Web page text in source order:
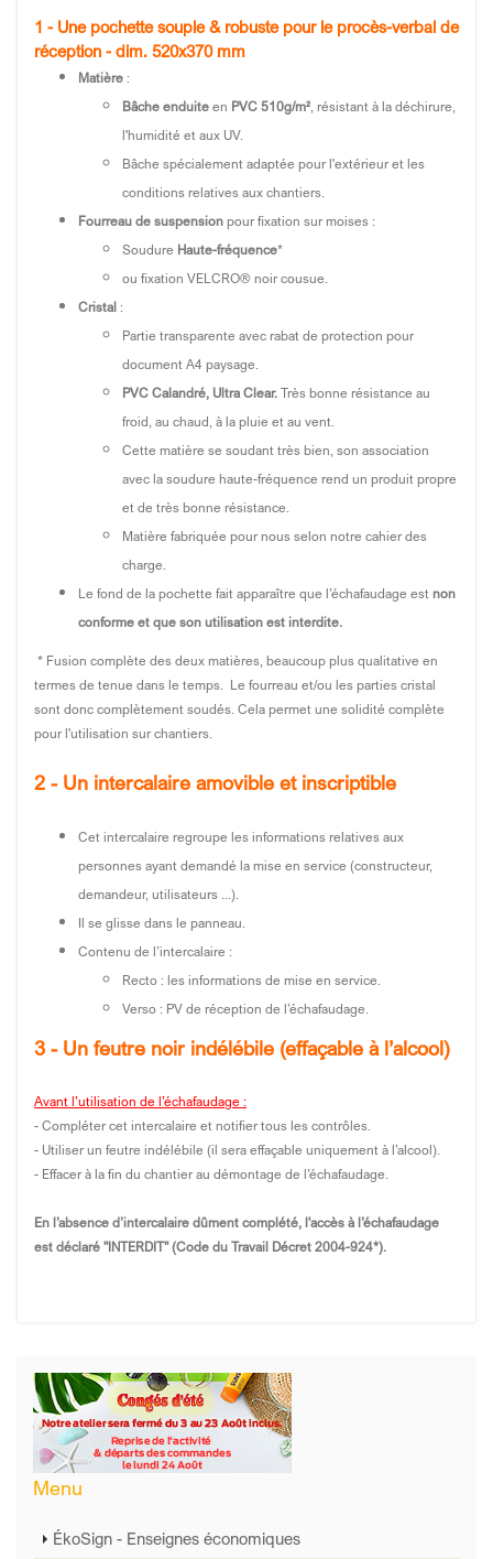
1 - Une pochette souple & robuste pour le procès-verbal de
réception - dim. 520x370 mm
Matière :
Bâche enduite en PVC 510g/m², résistant à la déchirure,
l'humidité et aux UV.
Bâche spécialement adaptée pour l'extérieur et les
conditions relatives aux chantiers.
Fourreau de suspension pour fixation sur moises :
Soudure Haute-fréquence*
ou fixation VELCRO® noir cousue.
Cristal :
Partie transparente avec rabat de protection pour
document A4 paysage.
PVC Calandré, Ultra Clear. Très bonne résistance au
froid, au chaud, à la pluie et au vent.
Cette matière se soudant très bien, son association
avec la soudure haute-fréquence rend un produit propre
et de très bonne résistance.
Matière fabriquée pour nous selon notre cahier des
charge.
Le fond de la pochette fait apparaître que l’échafaudage est non
conforme et que son utilisation est interdite.
* Fusion complète des deux matières, beaucoup plus qualitative en
termes de tenue dans le temps. Le fourreau et/ou les parties cristal
sont donc complètement soudés. Cela permet une solidité complète
pour l'utilisation sur chantiers.
2 - Un intercalaire amovible et inscriptible
Cet intercalaire regroupe les informations relatives aux
personnes ayant demandé la mise en service (constructeur,
demandeur, utilisateurs ...).
Il se glisse dans le panneau.
Contenu de l’intercalaire :
Recto : les informations de mise en service.
Verso : PV de réception de l’échafaudage.
3 - Un feutre noir indélébile (effaçable à l’alcool)
Avant l’utilisation de l’échafaudage :
- Compléter cet intercalaire et notifier tous les contrôles.
- Utiliser un feutre indélébile (il sera effaçable uniquement à l’alcool).
- Effacer à la fin du chantier au démontage de l’échafaudage.
En l’absence d’intercalaire dûment complété, l'accès à l’échafaudage
est déclaré "INTERDIT" (Code du Travail Décret 2004-924*).
Menu
ÉkoSign - Enseignes économiques